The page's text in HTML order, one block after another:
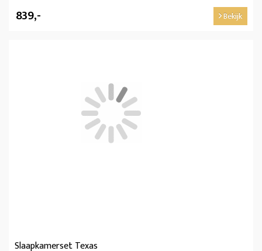
839,- Bekijk
Slaapkamerset Texas